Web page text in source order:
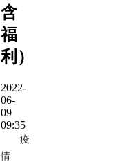
含
福
利）
2022-
06-
09
09:35
疫
情